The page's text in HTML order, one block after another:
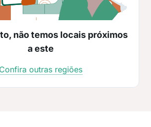
não temos locais próximos
a este
Confira outras regiões